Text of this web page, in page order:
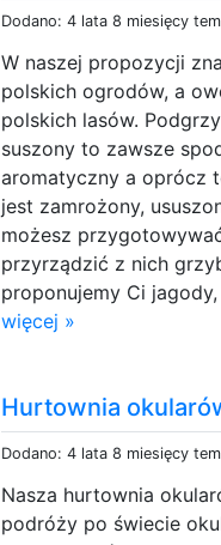
Dodano: 4 lata 8 miesięcy
W naszej propozycji
polskich ogrodów, a
polskich lasów.
suszony to zawsze
aromatyczny a oprócz
jest zamrożony,
możesz
przyrządzić z nich
proponujemy Ci
więcej »
Hurtownia
Dodano: 4 lata 8 miesięcy
Nasza hurtownia
podróży po świecie